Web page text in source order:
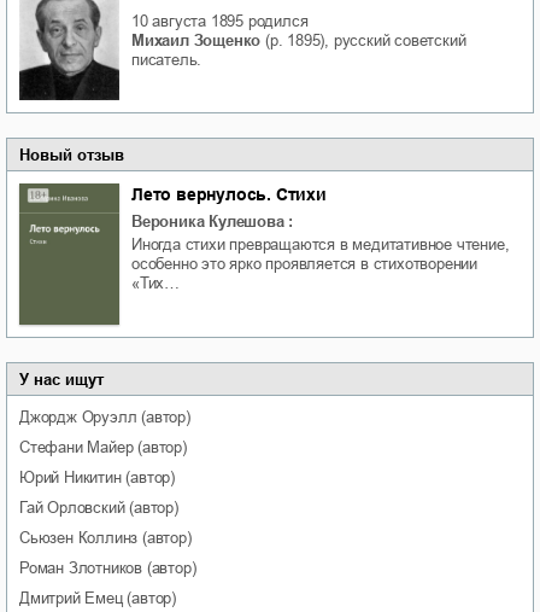
10 августа 1895 родился
Михаил Зощенко (р. 1895), русский советский
писатель.
Новый отзыв
Лето вернулось. Стихи
Вероника Кулешова :
Иногда стихи превращаются в медитативное чтение,
особенно это ярко проявляется в стихотворении
«Тих…
У нас ищут
Джордж Оруэлл (автор)
Стефани Майер(автор)
Юрий Никитин(автор)
Гай Орловский(автор)
Сьюзен Коллинз (автор)
Роман Злотников (автор)
Дмитрий Емец(автор)